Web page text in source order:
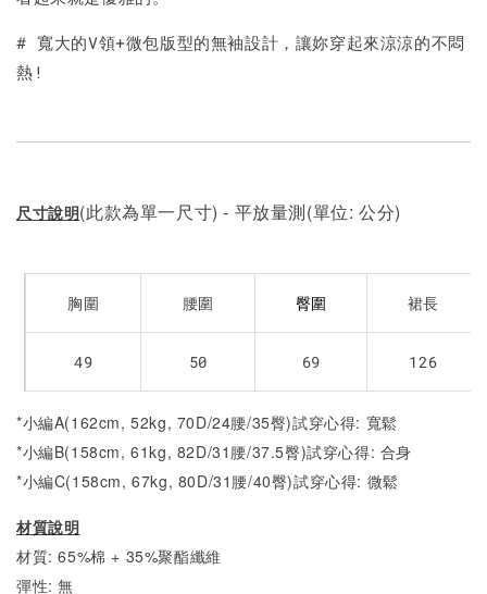
# 寬大的V領+微包版型的無袖設計，讓妳穿起來涼涼的不悶
熱!
尺寸說明(此款為單一尺寸) - 平放量測(單位: 公分)
胸圍 腰圍 臀圍 裙長
49 50 69 126
*小編A(162cm, 52kg, 70D/24腰/35臀)試穿心得: 寬鬆
*小編B(158cm, 61kg, 82D/31腰/37.5臀)試穿心得: 合身
*小編C(158cm, 67kg, 80D/31腰/40臀)試穿心得: 微鬆
材質說明
材質: 65%棉 + 35%聚酯纖維
彈性: 無